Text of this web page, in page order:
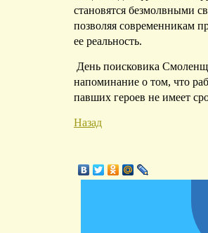
становятся безмолвными
позволяя современникам
ее реальность.
День поисковика
напоминание о том, что
павших героев не имеет
Назад